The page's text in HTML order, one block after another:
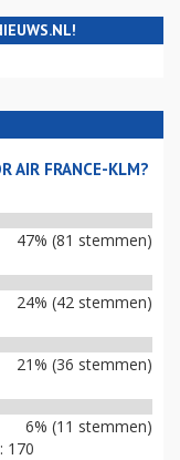
AIR FRANCE-KLM?
47% (81 stemmen)
24% (42 stemmen)
21% (36 stemmen)
6% (11 stemmen)
170